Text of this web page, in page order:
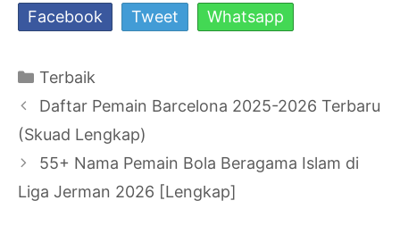
Facebook Tweet Whatsapp
Kategori
Terbaik
Navigasi
Tulisan
Daftar Pemain Barcelona 2025-2026 Terbaru
(Skuad Lengkap)
55+ Nama Pemain Bola Beragama Islam di
Liga Jerman 2026 [Lengkap]